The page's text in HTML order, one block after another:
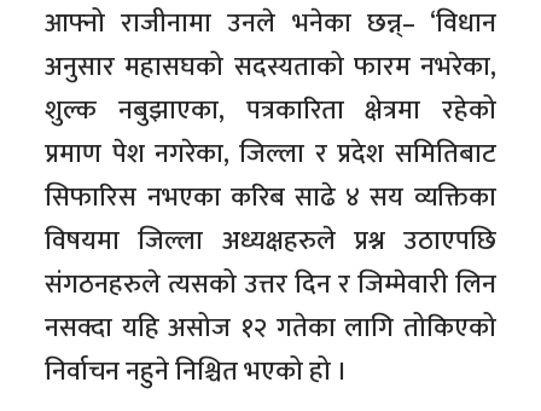
आफ्नो राजीनामा उनले भनेका छन्न्– ‘विधान
अनुसार महासघको सदस्यताको फारम नभरेका,
शुल्क नबुझाएका, पत्रकारिता क्षेत्रमा रहेको
प्रमाण पेश नगरेका, जिल्ला र प्रदेश समितिबाट
सिफारिस नभएका करिब साढे ४ सय व्यक्तिका
विषयमा जिल्ला अध्यक्षहरुले प्रश्न उठाएपछि
संगठनहरुले त्यसको उत्तर दिन र जिम्मेवारी लिन
नसक्दा यहि असोज १२ गतेका लागि तोकिएको
निर्वाचन नहुने निश्चित भएको हो ।